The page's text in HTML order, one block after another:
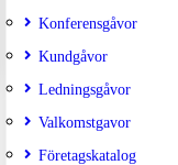
Konferensgåvor
Kundgåvor
Ledningsgåvor
Valkomstgavor
Företagskatalog